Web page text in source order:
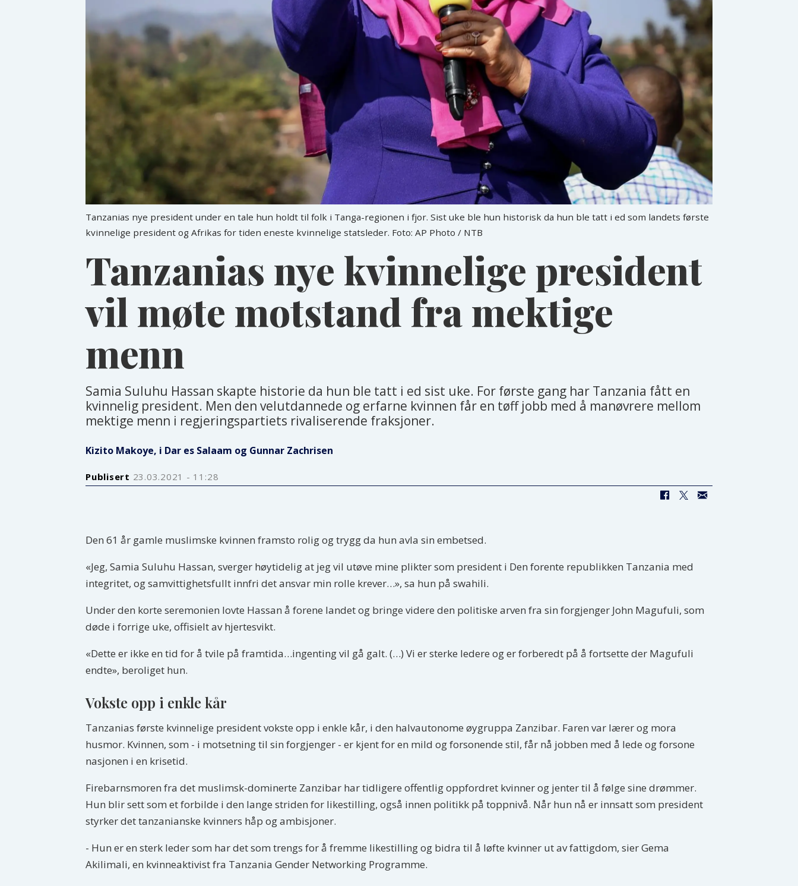
Tanzanias nye president under en tale hun holdt til folk i Tanga-regionen i fjor. Sist uke ble hun historisk da hun ble tatt i ed som landets første
kvinnelige president og Afrikas for tiden eneste kvinnelige statsleder. Foto: AP Photo / NTB
Tanzanias nye kvinnelige president
vil møte motstand fra mektige
menn
Samia Suluhu Hassan skapte historie da hun ble tatt i ed sist uke. For første gang har Tanzania fått en
kvinnelig president. Men den velutdannede og erfarne kvinnen får en tøff jobb med å manøvrere mellom
mektige menn i regjeringspartiets rivaliserende fraksjoner.
Kizito Makoye, i Dar es Salaam og Gunnar Zachrisen
Publisert 23.03.2021 - 11:28
Den 61 år gamle muslimske kvinnen framsto rolig og trygg da hun avla sin embetsed.
«Jeg, Samia Suluhu Hassan, sverger høytidelig at jeg vil utøve mine plikter som president i Den forente republikken Tanzania med
integritet, og samvittighetsfullt innfri det ansvar min rolle krever…», sa hun på swahili.
Under den korte seremonien lovte Hassan å forene landet og bringe videre den politiske arven fra sin forgjenger John Magufuli, som
døde i forrige uke, offisielt av hjertesvikt.
«Dette er ikke en tid for å tvile på framtida…ingenting vil gå galt. (…) Vi er sterke ledere og er forberedt på å fortsette der Magufuli
endte», beroliget hun.
Vokste opp i enkle kår
Tanzanias første kvinnelige president vokste opp i enkle kår, i den halvautonome øygruppa Zanzibar. Faren var lærer og mora
husmor. Kvinnen, som - i motsetning til sin forgjenger - er kjent for en mild og forsonende stil, får nå jobben med å lede og forsone
nasjonen i en krisetid.
Firebarnsmoren fra det muslimsk-dominerte Zanzibar har tidligere offentlig oppfordret kvinner og jenter til å følge sine drømmer.
Hun blir sett som et forbilde i den lange striden for likestilling, også innen politikk på toppnivå. Når hun nå er innsatt som president
styrker det tanzanianske kvinners håp og ambisjoner.
- Hun er en sterk leder som har det som trengs for å fremme likestilling og bidra til å løfte kvinner ut av fattigdom, sier Gema
Akilimali, en kvinneaktivist fra Tanzania Gender Networking Programme.